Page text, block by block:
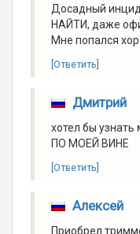
Досадный
НАЙТИ, даже
Мне попался
[Ответить]
Дмитрий
хотел бы
ПО МОЕЙ ВИНЕ
[Ответить]
Алексей
Приобрел